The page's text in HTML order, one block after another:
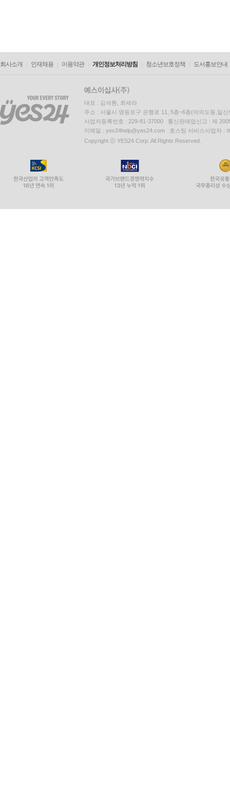
회사소개 인재채용 이용약관 개인정보처리방침 청소년보호정책 도서홍보안내
대표 : 김석환, 최세라
주소 : 서울시 영등포구 은행로 11, 5층~6층(여의도동,일신
사업자등록번호 : 229-81-37000 통신판매업신고 : 제
이메일 : yes24help@yes24.com 호스팅 서비스사업자 :
Copyright ⓒ YES24 Corp. All Rights Reserved.